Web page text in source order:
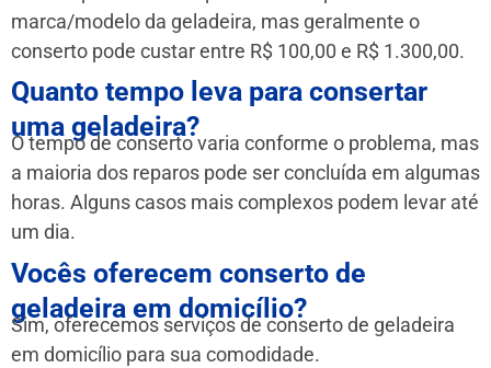
marca/modelo da geladeira, mas geralmente o
conserto pode custar entre R$ 100,00 e R$ 1.300,00.
Quanto tempo leva para consertar
uma geladeira?
O tempo de conserto varia conforme o problema, mas
a maioria dos reparos pode ser concluída em algumas
horas. Alguns casos mais complexos podem levar até
um dia.
Vocês oferecem conserto de
geladeira em domicílio?
Sim, oferecemos serviços de conserto de geladeira
em domicílio para sua comodidade.